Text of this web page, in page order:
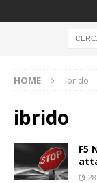
HOME ibrido
ibrido
F5